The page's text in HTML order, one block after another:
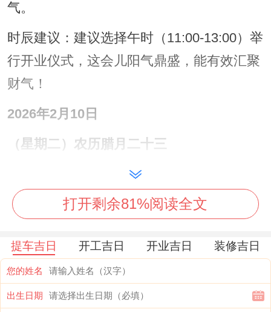
气。
时辰建议：建议选择午时（11:00-13:00）举
行开业仪式，这会儿阳气鼎盛，能有效汇聚
财气！
2026年2月10日
（星期二）农历腊月二十三
黄历宜忌：宜于开业、交易、立券、挂匾；
无特别禁忌。
得的好日子！临近传统小年喜庆氛围浓厚,非
常适合开门迎客、寓意未来生意红红火火！
注意事项:冲鸡煞西 ，生肖属鸡者需谨慎参与
打开剩余81%阅读全文
提车吉日 开工吉日 开业吉日 装修吉日
您的姓名
出生日期